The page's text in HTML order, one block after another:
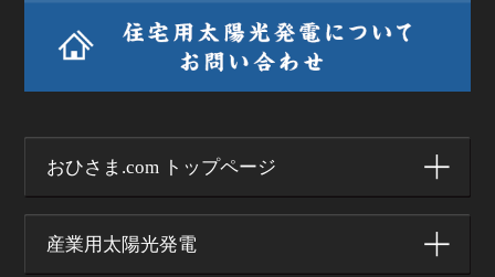
おひさま.com トップページ
産業用太陽光発電